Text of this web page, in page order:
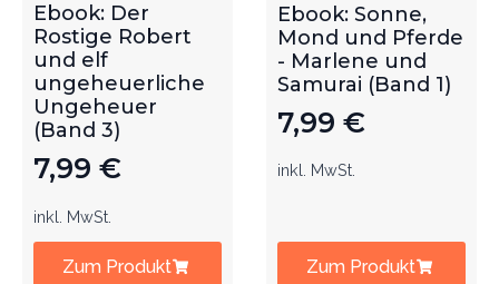
Ebook: Der
Rostige Robert
und elf
ungeheuerliche
Ungeheuer
(Band 3)
7,99 €
inkl. MwSt.
Zum Produkt
Ebook: Sonne,
Mond und Pferde
- Marlene und
Samurai (Band 1)
7,99 €
inkl. MwSt.
Zum Produkt